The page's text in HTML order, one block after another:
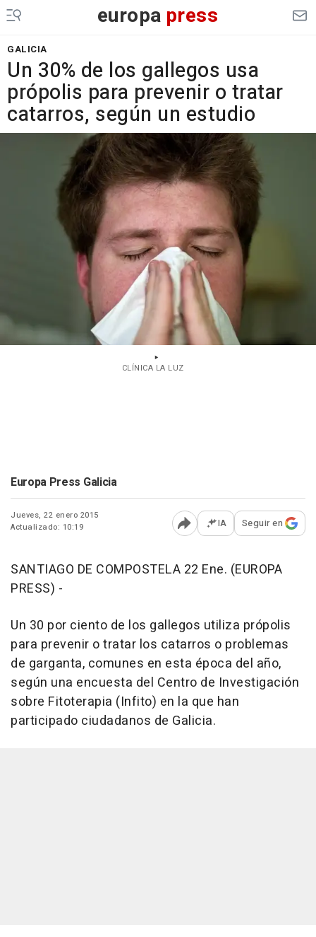
europa press
GALICIA
Un 30% de los gallegos usa
própolis para prevenir o tratar
catarros, según un estudio
CLÍNICA LA LUZ
Europa Press Galicia
Jueves, 22 enero 2015
Actualizado: 10:19
Abrir opciones para
IA Seguir en
SANTIAGO DE COMPOSTELA 22 Ene. (EUROPA
PRESS) -
Un 30 por ciento de los gallegos utiliza própolis
para prevenir o tratar los catarros o problemas
de garganta, comunes en esta época del año,
según una encuesta del Centro de Investigación
sobre Fitoterapia (Infito) en la que han
participado ciudadanos de Galicia.